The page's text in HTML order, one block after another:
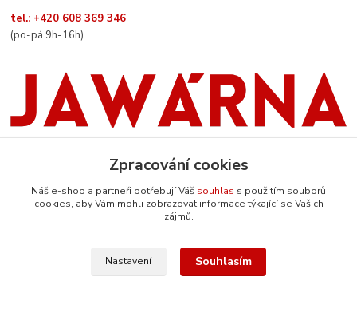
tel.: +420 608 369 346
(po-pá 9h-16h)
Sledujte nás na Facebooku
Zpracování cookies
Náš e-shop a partneři potřebují Váš souhlas s použitím souborů
cookies, aby Vám mohli zobrazovat informace týkající se Vašich
zájmů.
Nastavení Souhlasím